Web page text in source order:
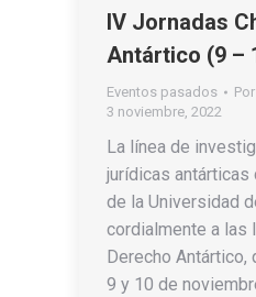
IV Jornadas
Antártico (9 –
Eventos pasados Por
3 noviembre, 2022
La línea de
jurídicas antárticas
de la Universidad
cordialmente a las
Derecho
9 y 10 de